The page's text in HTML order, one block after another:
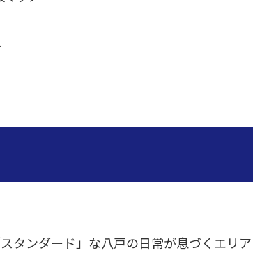
タンダード」な八戸の日常が息づくエリア